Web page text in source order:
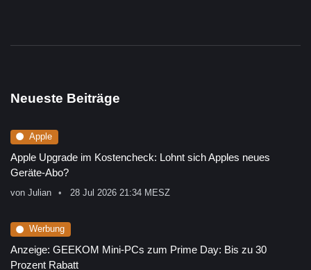
Neueste Beiträge
Apple
Apple Upgrade im Kostencheck: Lohnt sich Apples neues
Geräte-Abo?
von Julian 28 Jul 2026 21:34 MESZ
Werbung
Anzeige: GEEKOM Mini-PCs zum Prime Day: Bis zu 30
Prozent Rabatt